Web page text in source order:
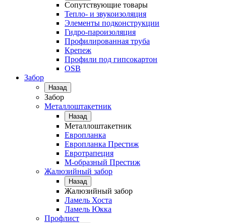
Сопутствующие товары
Тепло- и звукоизоляция
Элементы подконструкции
Гидро-пароизоляция
Профилированная труба
Крепеж
Профили под гипсокартон
OSB
Забор
Назад
Забор
Металлоштакетник
Назад
Металлоштакетник
Европланка
Европланка Престиж
Евротрапеция
М-образный Престиж
Жалюзийный забор
Назад
Жалюзийный забор
Ламель Хоста
Ламель Юкка
Профлист